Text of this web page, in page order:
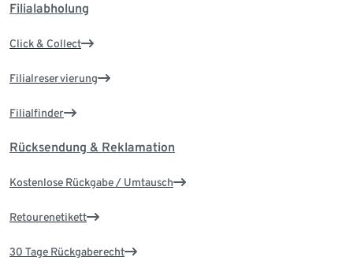
Filialabholung
Click & Collect
Filialreservierung
Filialfinder
Rücksendung & Reklamation
Kostenlose Rückgabe / Umtausch
Retourenetikett
30 Tage Rückgaberecht